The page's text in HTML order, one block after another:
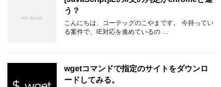
う？
こんにちは、コーテッグのこやまです。 今持ってい
る案件で、IE対応を進めているの …
wgetコマンドで指定のサイトをダウンロ
ードしてみる。